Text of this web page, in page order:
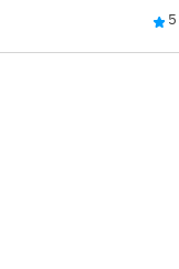
5